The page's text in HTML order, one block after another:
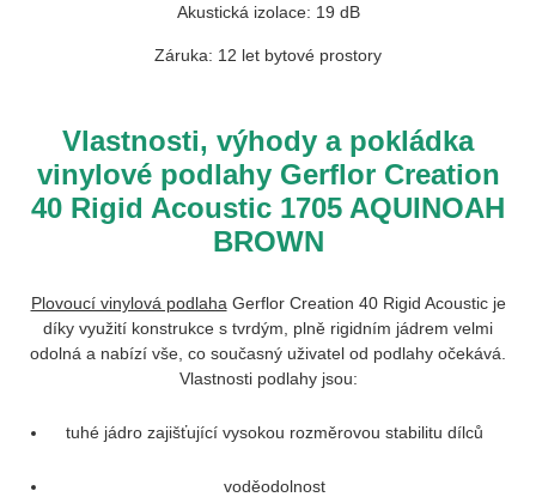
Akustická izolace: 19 dB
Záruka: 12 let bytové prostory
Vlastnosti, výhody a pokládka
vinylové podlahy Gerflor Creation
40 Rigid Acoustic 1705 AQUINOAH
BROWN
Plovoucí vinylová podlaha Gerflor Creation 40 Rigid Acoustic je
díky využití konstrukce s tvrdým, plně rigidním jádrem velmi
odolná a nabízí vše, co současný uživatel od podlahy očekává.
Vlastnosti podlahy jsou:
tuhé jádro zajišťující vysokou rozměrovou stabilitu dílců
voděodolnost